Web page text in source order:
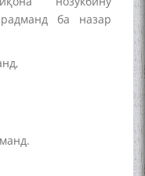
ба назар